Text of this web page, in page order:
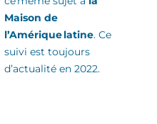
Maison de
l’Amérique latine. Ce
suivi est toujours
d’actualité en 2022.